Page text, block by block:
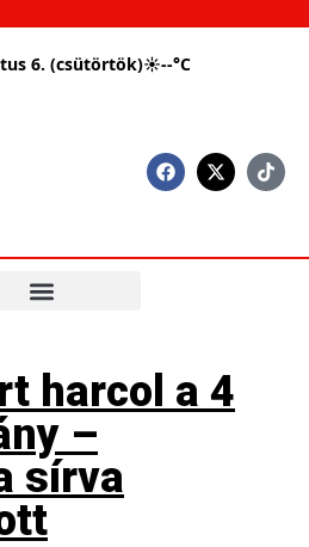
6. (csütörtök)☀--°C
harcol a 4
–
sírva